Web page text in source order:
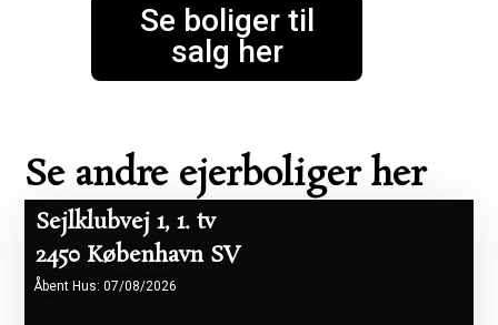
Se boliger til
salg her
Se andre ejerboliger her
Åbent Hus: 07/08/2026
Sejlklubvej 1, 1. tv
2450 København SV